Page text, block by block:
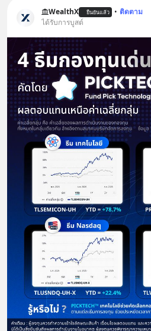
WealthX ยืนยันแล้ว • ติดตาม
ได้รับการบูสต์